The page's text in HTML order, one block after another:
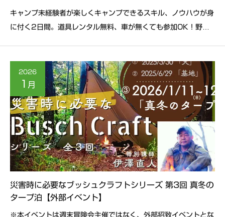
キャンプ未経験者が楽しくキャンプできるスキル、ノウハウが身
に付く2日間。道具レンタル無料、車が無くても参加OK！野外
の喜び。星空の下
2026
1 月
災害時に必要なブッシュクラフトシリーズ 第3回 真冬の
タープ泊【外部イベント】
※本イベントは週末冒険会主催ではなく、外部招致イベントとな